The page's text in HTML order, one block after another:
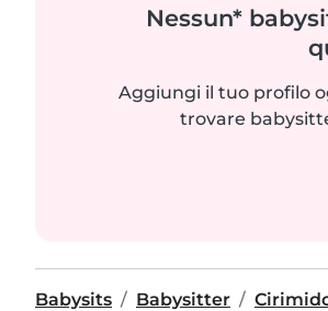
Nessun*
Aggiungi il tuo profilo
trovare
Babysits Babysitter